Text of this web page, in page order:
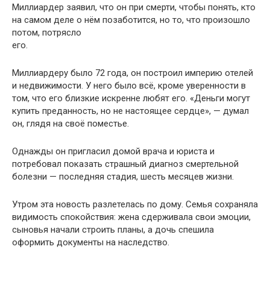
Миллиардер заявил, что он при смерти, чтобы понять, кто
на самом деле о нём позаботится, но то, что произошло
потом, потрясло
его.
Миллиардеру было 72 года, он построил империю отелей
и недвижимости. У него было всё, кроме уверенности в
том, что его близкие искренне любят его. «Деньги могут
купить преданность, но не настоящее сердце», — думал
он, глядя на своё поместье.
Однажды он пригласил домой врача и юриста и
потребовал показать страшный диагноз смертельной
болезни — последняя стадия, шесть месяцев жизни.
Утром эта новость разлетелась по дому. Семья сохраняла
видимость спокойствия: жена сдерживала свои эмоции,
сыновья начали строить планы, а дочь спешила
оформить документы на наследство.